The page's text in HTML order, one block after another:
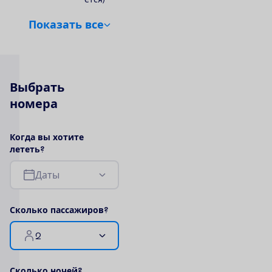
Показать все
Выбрать
номера
Когда вы хотите
лететь?
Даты
Сколько пассажиров?
2